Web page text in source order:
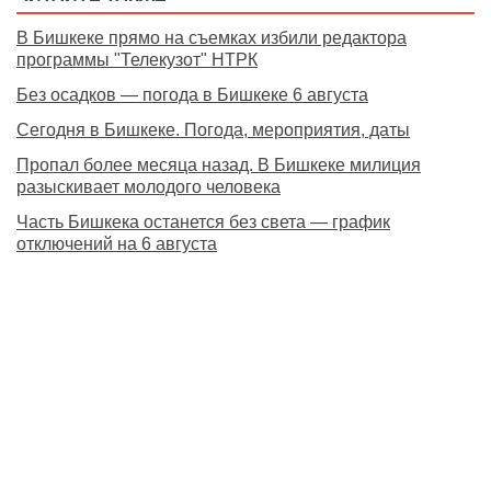
В Бишкеке прямо на съемках избили редактора
программы "Телекузот" НТРК
Без осадков — погода в Бишкеке 6 августа
Сегодня в Бишкеке. Погода, мероприятия, даты
Пропал более месяца назад. В Бишкеке милиция
разыскивает молодого человека
Часть Бишкека останется без света — график
отключений на 6 августа